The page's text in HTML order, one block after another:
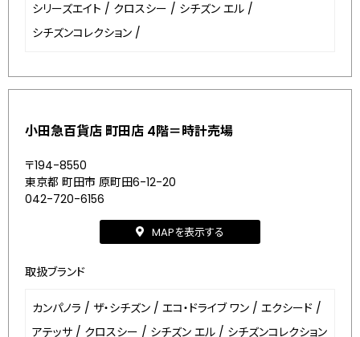
シリーズエイト / クロスシー / シチズン エル /
シチズンコレクション /
小田急百貨店 町田店 4階＝時計売場
〒194-8550
東京都 町田市 原町田6-12-20
042-720-6156
MAPを表示する
取扱ブランド
カンパノラ / ザ・シチズン / エコ・ドライブ ワン / エクシード /
アテッサ / クロスシー / シチズン エル / シチズンコレクション